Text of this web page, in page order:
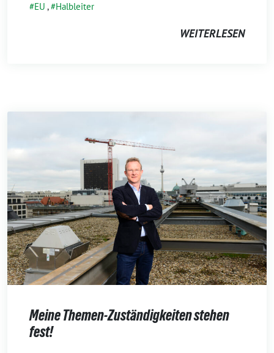
EU , Halbleiter
WEITERLESEN
Meine Themen-Zuständigkeiten stehen
fest!